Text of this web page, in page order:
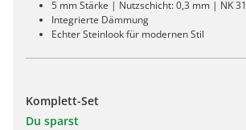
5 mm Stärke | Nutzschicht: 0,3 mm | NK 31
Integrierte Dämmung
Echter Steinlook für modernen Stil
Komplett-Set
Du sparst